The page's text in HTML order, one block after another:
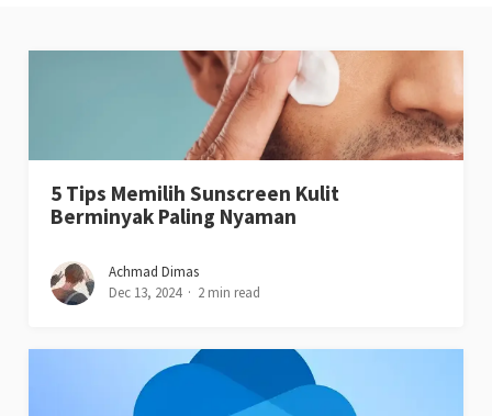
5 Tips Memilih Sunscreen Kulit
Berminyak​ Paling Nyaman
Achmad Dimas
Dec 13, 2024
2 min read